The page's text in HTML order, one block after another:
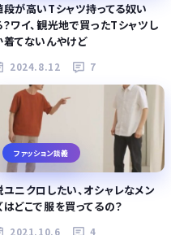
段が高いTシャツ持ってる奴い
？ワイ、観光地で買ったTシャツし
着てないんやけど
2024.8.12 7
ファッション談義
ユニクロしたい、オシャレなメン
はどこで服を買ってるの？
2021.10.6 4